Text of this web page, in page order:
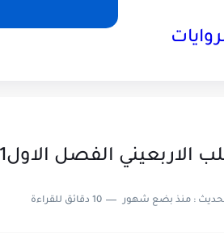
الفصل الاول1بقلم اميرة خالد
: منذ بضع شهور 10 دقائق للقراءة